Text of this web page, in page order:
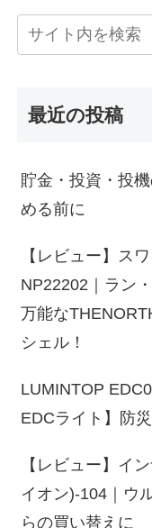
最近の投稿
貯金・投資・投
める前に
【レビュー】ス
NP22202｜ラン
万能な
シェル！
LUMINTOP
EDCライト】防
【レビュー】イ
イオン)-104｜ウ
らの買い替えに